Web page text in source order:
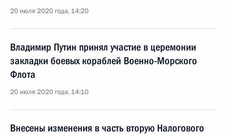
20 июля 2020 года, 14:20
Владимир Путин принял участие в церемонии
закладки боевых кораблей Военно-Морского
Флота
20 июля 2020 года, 14:10
Внесены изменения в часть вторую Налогового